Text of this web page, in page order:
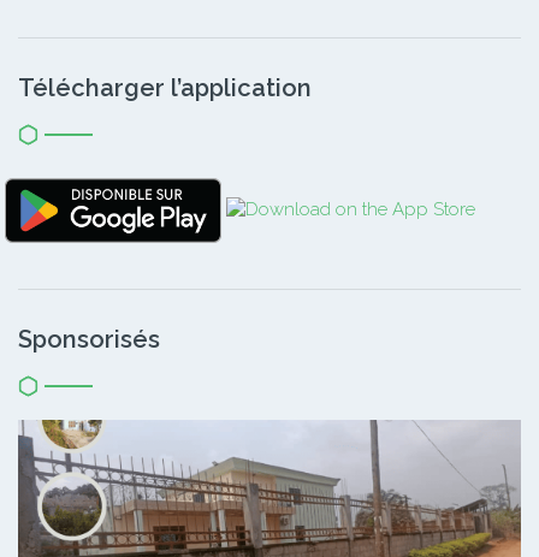
Télécharger l’application
Sponsorisés